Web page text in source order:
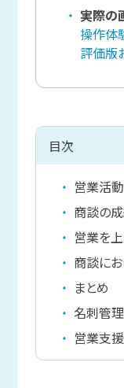
実際の
操作体
評価版
目次
営業活
商談の
営業を
商談に
まとめ
名刺管理
営業支